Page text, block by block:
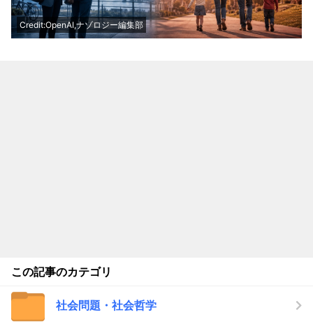
Credit:OpenAI,ナゾロジー編集部
この記事のカテゴリ
社会問題・社会哲学